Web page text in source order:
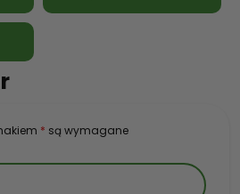
* są wymagane